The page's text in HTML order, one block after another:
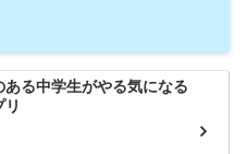
ある中学生がやる気になる